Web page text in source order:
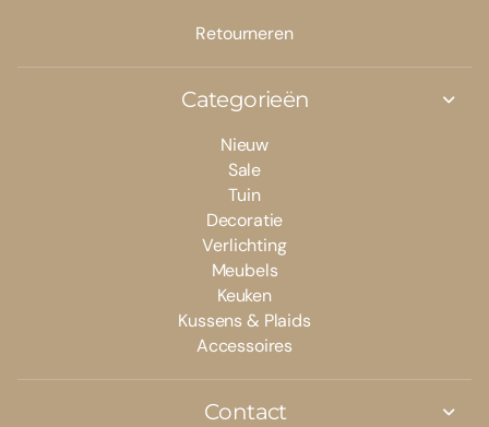
Retourneren
Categorieën
Nieuw
Sale
Tuin
Decoratie
Verlichting
Meubels
Keuken
Kussens & Plaids
Accessoires
Contact